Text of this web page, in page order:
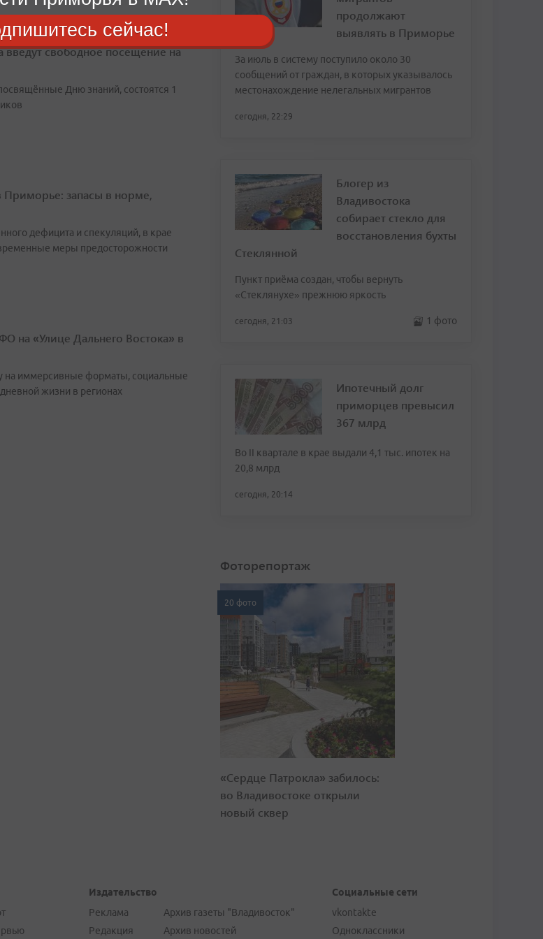
введут свободное посещение на
Дню знаний, состоятся 1
Приморье: запасы в норме,
дефицита и спекуляций, в крае
меры предосторожности
на «Улице Дальнего Востока» в
на иммерсивные форматы, социальные
жизни в регионах
продолжают
выявлять в Приморье
За июль в систему поступило около 30
сообщений от граждан, в которых указывалось
местонахождение нелегальных мигрантов
сегодня, 22:29
Блогер из
Владивостока
собирает стекло для
восстановления бухты
Стеклянной
Пункт приёма создан, чтобы вернуть
«Стеклянухе» прежнюю яркость
сегодня, 21:03 1 фото
Ипотечный долг
приморцев превысил
367 млрд
Во II квартале в крае выдали 4,1 тыс. ипотек на
20,8 млрд
сегодня, 20:14
Фоторепортаж
20 фото
«Сердце Патрокла» забилось:
во Владивостоке открыли
новый сквер
Издательство
Реклама
Редакция
Архив газеты "Владивосток"
Архив новостей
Социальные сети
vkontakte
Одноклассники
сейчас!